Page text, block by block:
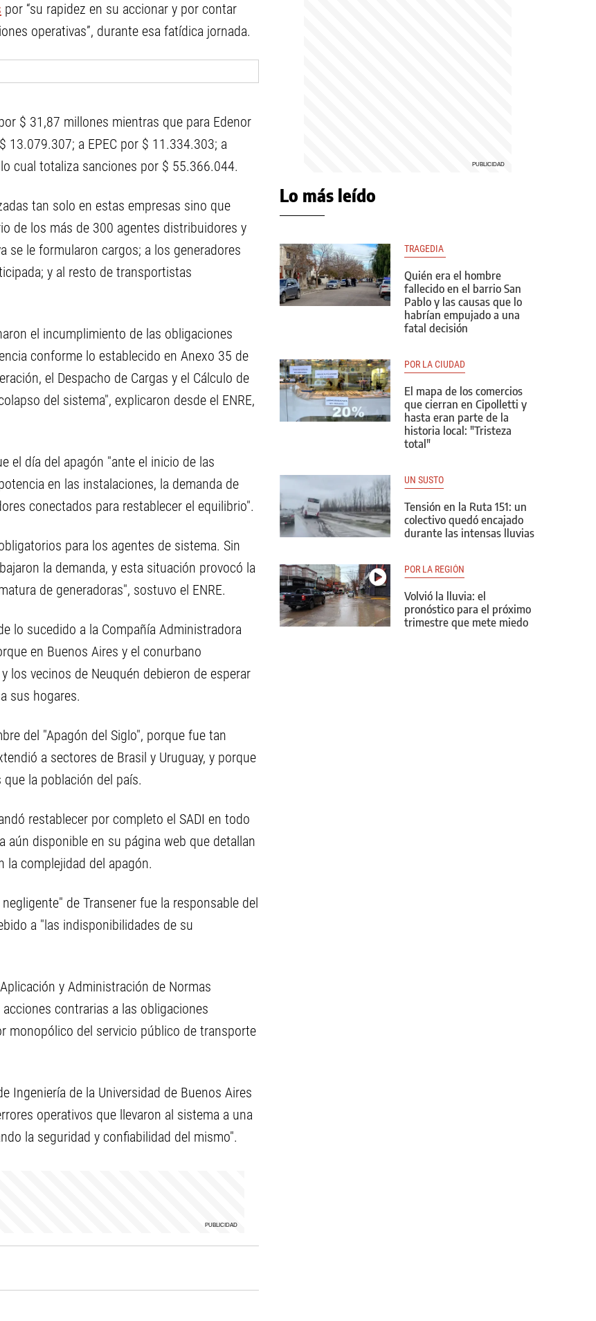
por “su rapidez en su accionar y por contar
operativas”, durante esa fatídica jornada.
$ 31,87 millones mientras que para Edenor
13.079.307; a EPEC por $ 11.334.303; a
cual totaliza sanciones por $ 55.366.044.
tan solo en estas empresas sino que
de los más de 300 agentes distribuidores y
se le formularon cargos; a los generadores
y al resto de transportistas
el incumplimiento de las obligaciones
conforme lo establecido en Anexo 35 de
el Despacho de Cargas y el Cálculo de
del sistema", explicaron desde el ENRE,
el día del apagón "ante el inicio de las
en las instalaciones, la demanda de
conectados para restablecer el equilibrio".
para los agentes de sistema. Sin
la demanda, y esta situación provocó la
de generadoras", sostuvo el ENRE.
lo sucedido a la Compañía Administradora
en Buenos Aires y el conurbano
los vecinos de Neuquén debieron de esperar
sus hogares.
del "Apagón del Siglo", porque fue tan
a sectores de Brasil y Uruguay, y porque
la población del país.
restablecer por completo el SADI en todo
aún disponible en su página web que detallan
la complejidad del apagón.
de Transener fue la responsable del
a "las indisponibilidades de su
y Administración de Normas
contrarias a las obligaciones
monopólico del servicio público de transporte
Ingeniería de la Universidad de Buenos Aires
operativos que llevaron al sistema a una
la seguridad y confiabilidad del mismo".
Lo más leído
TRAGEDIA
Quién era el hombre
fallecido en el barrio San
Pablo y las causas que lo
habrían empujado a una
fatal decisión
POR LA CIUDAD
El mapa de los comercios
que cierran en Cipolletti y
hasta eran parte de la
historia local: "Tristeza
total"
UN SUSTO
Tensión en la Ruta 151: un
colectivo quedó encajado
durante las intensas lluvias
POR LA REGIÓN
Volvió la lluvia: el
pronóstico para el próximo
trimestre que mete miedo